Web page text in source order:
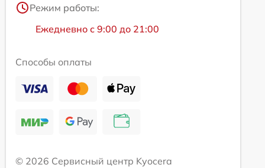
Режим работы:
Ежедневно с 9:00 до 21:00
Способы оплаты
© 2026 Сервисный центр Kyocera